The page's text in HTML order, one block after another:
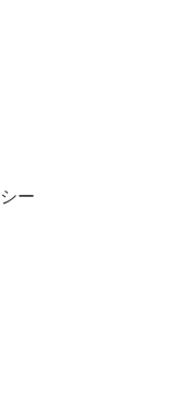
ー